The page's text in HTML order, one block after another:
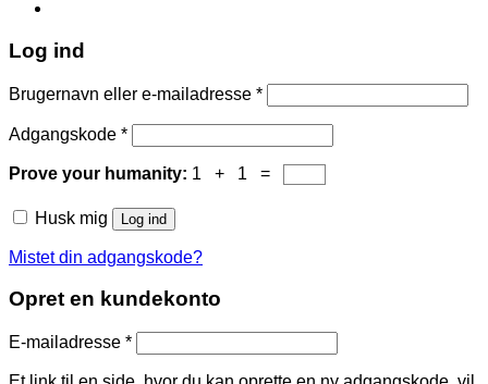
Log ind
Brugernavn eller e-mailadresse *
Adgangskode *
Prove your humanity: 1 + 1 =
Husk mig Log ind
Mistet din adgangskode?
Opret en kundekonto
E-mailadresse *